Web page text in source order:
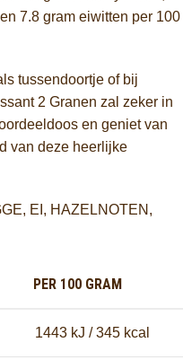
7.8 gram eiwitten per 100
tussendoortje of bij
2 Granen zal zeker in
en geniet van
van deze heerlijke
EI, HAZELNOTEN,
PER 100 GRAM
1443 kJ / 345 kcal